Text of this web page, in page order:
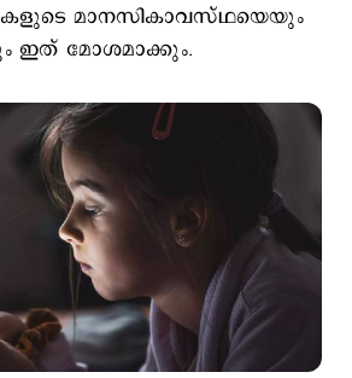
മാനസികാവസ്ഥയെയും
ഇത് മോശമാക്കും.